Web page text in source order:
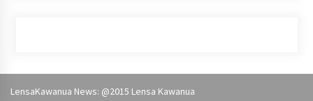
LensaKawanua News: @2015 Lensa Kawanua